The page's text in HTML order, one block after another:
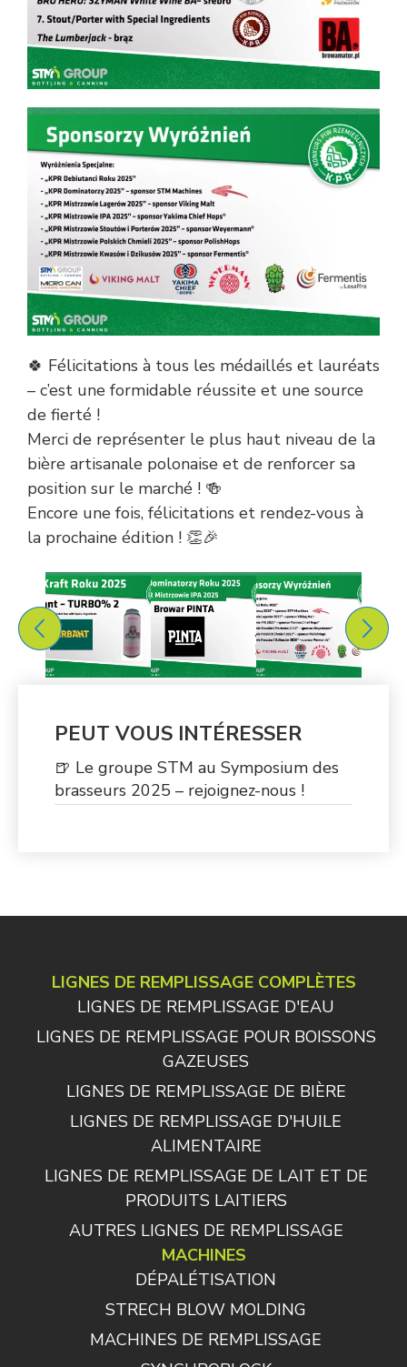
🍀 Félicitations à tous les médaillés et lauréats
– c’est une formidable réussite et une source
de fierté !
Merci de représenter le plus haut niveau de la
bière artisanale polonaise et de renforcer sa
position sur le marché ! 🍻
Encore une fois, félicitations et rendez-vous à
la prochaine édition ! 👏🎉
PEUT VOUS INTÉRESSER
🍺 Le groupe STM au Symposium des
brasseurs 2025 – rejoignez-nous !
LIGNES DE REMPLISSAGE COMPLÈTES
LIGNES DE REMPLISSAGE D'EAU
LIGNES DE REMPLISSAGE POUR BOISSONS
GAZEUSES
LIGNES DE REMPLISSAGE DE BIÈRE
LIGNES DE REMPLISSAGE D'HUILE
ALIMENTAIRE
LIGNES DE REMPLISSAGE DE LAIT ET DE
PRODUITS LAITIERS
AUTRES LIGNES DE REMPLISSAGE
MACHINES
DÉPALÉTISATION
STRECH BLOW MOLDING
MACHINES DE REMPLISSAGE